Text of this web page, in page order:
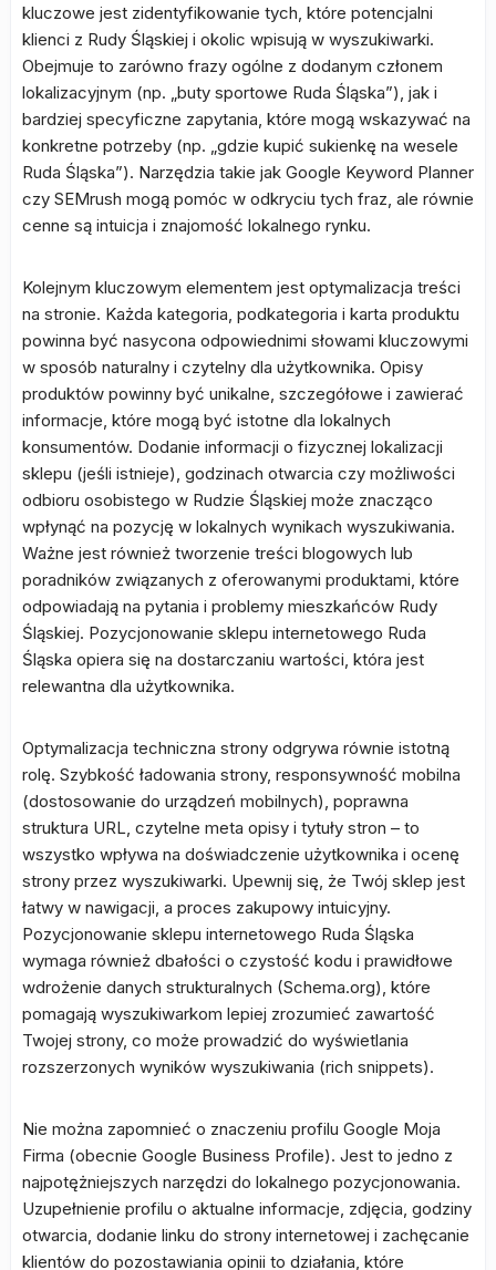
kluczowe jest zidentyfikowanie tych, które potencjalni
klienci z Rudy Śląskiej i okolic wpisują w wyszukiwarki.
Obejmuje to zarówno frazy ogólne z dodanym członem
lokalizacyjnym (np. „buty sportowe Ruda Śląska”), jak i
bardziej specyficzne zapytania, które mogą wskazywać na
konkretne potrzeby (np. „gdzie kupić sukienkę na wesele
Ruda Śląska”). Narzędzia takie jak Google Keyword Planner
czy SEMrush mogą pomóc w odkryciu tych fraz, ale równie
cenne są intuicja i znajomość lokalnego rynku.
Kolejnym kluczowym elementem jest optymalizacja treści
na stronie. Każda kategoria, podkategoria i karta produktu
powinna być nasycona odpowiednimi słowami kluczowymi
w sposób naturalny i czytelny dla użytkownika. Opisy
produktów powinny być unikalne, szczegółowe i zawierać
informacje, które mogą być istotne dla lokalnych
konsumentów. Dodanie informacji o fizycznej lokalizacji
sklepu (jeśli istnieje), godzinach otwarcia czy możliwości
odbioru osobistego w Rudzie Śląskiej może znacząco
wpłynąć na pozycję w lokalnych wynikach wyszukiwania.
Ważne jest również tworzenie treści blogowych lub
poradników związanych z oferowanymi produktami, które
odpowiadają na pytania i problemy mieszkańców Rudy
Śląskiej. Pozycjonowanie sklepu internetowego Ruda
Śląska opiera się na dostarczaniu wartości, która jest
relewantna dla użytkownika.
Optymalizacja techniczna strony odgrywa równie istotną
rolę. Szybkość ładowania strony, responsywność mobilna
(dostosowanie do urządzeń mobilnych), poprawna
struktura URL, czytelne meta opisy i tytuły stron – to
wszystko wpływa na doświadczenie użytkownika i ocenę
strony przez wyszukiwarki. Upewnij się, że Twój sklep jest
łatwy w nawigacji, a proces zakupowy intuicyjny.
Pozycjonowanie sklepu internetowego Ruda Śląska
wymaga również dbałości o czystość kodu i prawidłowe
wdrożenie danych strukturalnych (Schema.org), które
pomagają wyszukiwarkom lepiej zrozumieć zawartość
Twojej strony, co może prowadzić do wyświetlania
rozszerzonych wyników wyszukiwania (rich snippets).
Nie można zapomnieć o znaczeniu profilu Google Moja
Firma (obecnie Google Business Profile). Jest to jedno z
najpotężniejszych narzędzi do lokalnego pozycjonowania.
Uzupełnienie profilu o aktualne informacje, zdjęcia, godziny
otwarcia, dodanie linku do strony internetowej i zachęcanie
klientów do pozostawiania opinii to działania, które